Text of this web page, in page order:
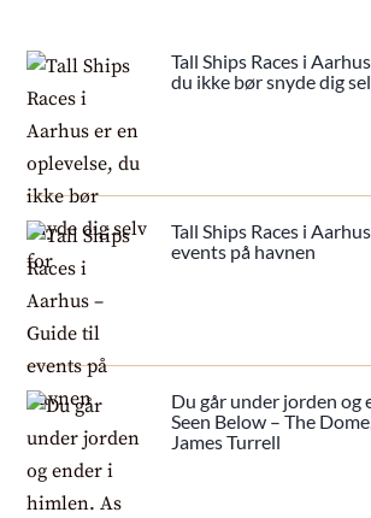
Tall Ships Races i
du ikke bør snyde dig
Tall Ships Races i
events på havnen
Du går under jorden og
Seen Below – The
James Turrell